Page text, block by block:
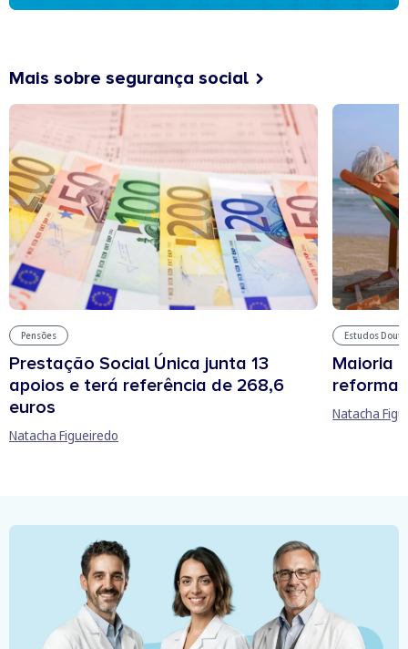
Mais sobre segurança social
Pensões
Prestação Social Única junta 13
apoios e terá referência de 268,6
euros
Natacha Figueiredo
Estudos
Maioria
reforma
Natacha